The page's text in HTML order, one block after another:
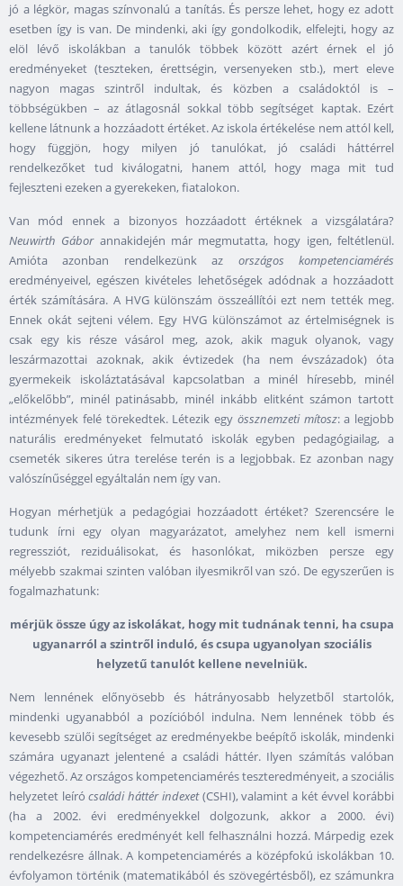
jó a légkör, magas színvonalú a tanítás. És persze lehet, hogy ez adott
esetben így is van. De mindenki, aki így gondolkodik, elfelejti, hogy az
elöl lévő iskolákban a tanulók többek között azért érnek el jó
eredményeket (teszteken, érettségin, versenyeken stb.), mert eleve
nagyon magas szintről indultak, és közben a családoktól is –
többségükben – az átlagosnál sokkal több segítséget kaptak. Ezért
kellene látnunk a hozzáadott értéket. Az iskola értékelése nem attól kell,
hogy függjön, hogy milyen jó tanulókat, jó családi háttérrel
rendelkezőket tud kiválogatni, hanem attól, hogy maga mit tud
fejleszteni ezeken a gyerekeken, fiatalokon.
Van mód ennek a bizonyos hozzáadott értéknek a vizsgálatára?
Neuwirth Gáborannakidején már megmutatta, hogy igen, feltétlenül.
Amióta azonban rendelkezünk az országos kompetenciamérés
eredményeivel, egészen kivételes lehetőségek adódnak a hozzáadott
érték számítására. A HVG különszám összeállítói ezt nem tették meg.
Ennek okát sejteni vélem. Egy HVG különszámot az értelmiségnek is
csak egy kis része vásárol meg, azok, akik maguk olyanok, vagy
leszármazottai azoknak, akik évtizedek (ha nem évszázadok) óta
gyermekeik iskoláztatásával kapcsolatban a minél híresebb, minél
„előkelőbb”, minél patinásabb, minél inkább elitként számon tartott
intézmények felé törekedtek. Létezik egy össznemzeti mítosz: a legjobb
naturális eredményeket felmutató iskolák egyben pedagógiailag, a
csemeték sikeres útra terelése terén is a legjobbak. Ez azonban nagy
valószínűséggel egyáltalán nem így van.
Hogyan mérhetjük a pedagógiai hozzáadott értéket? Szerencsére le
tudunk írni egy olyan magyarázatot, amelyhez nem kell ismerni
regressziót, reziduálisokat, és hasonlókat, miközben persze egy
mélyebb szakmai szinten valóban ilyesmikről van szó. De egyszerűen is
fogalmazhatunk:
mérjük össze úgy az iskolákat, hogy mit tudnának tenni, ha csupa
ugyanarról a szintről induló, és csupa ugyanolyan szociális
helyzetű tanulót kellene nevelniük.
Nem lennének előnyösebb és hátrányosabb helyzetből startolók,
mindenki ugyanabból a pozícióból indulna. Nem lennének több és
kevesebb szülői segítséget az eredményekbe beépítő iskolák, mindenki
számára ugyanazt jelentené a családi háttér. Ilyen számítás valóban
végezhető. Az országos kompetenciamérés teszteredményeit, a szociális
helyzetet leírócsaládi háttér indexet(CSHI), valamint a két évvel korábbi
(ha a 2002. évi eredményekkel dolgozunk, akkor a 2000. évi)
kompetenciamérés eredményét kell felhasználni hozzá. Márpedig ezek
rendelkezésre állnak. A kompetenciamérés a középfokú iskolákban 10.
évfolyamon történik (matematikából és szövegértésből), ez számunkra